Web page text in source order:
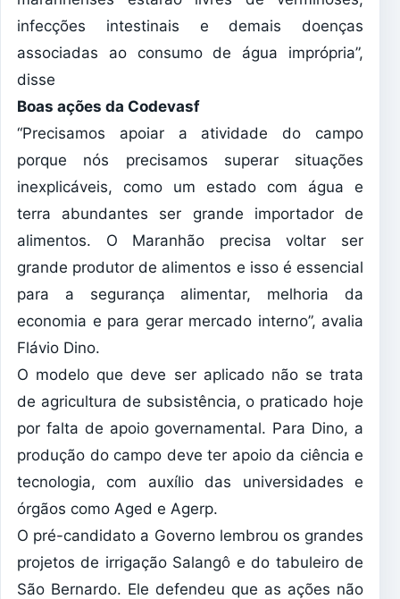
infecções intestinais e demais doenças
associadas ao consumo de água imprópria”,
disse
Boas ações da Codevasf
“Precisamos apoiar a atividade do campo
porque nós precisamos superar situações
inexplicáveis, como um estado com água e
terra abundantes ser grande importador de
alimentos. O Maranhão precisa voltar ser
grande produtor de alimentos e isso é essencial
para a segurança alimentar, melhoria da
economia e para gerar mercado interno”, avalia
Flávio Dino.
O modelo que deve ser aplicado não se trata
de agricultura de subsistência, o praticado hoje
por falta de apoio governamental. Para Dino, a
produção do campo deve ter apoio da ciência e
tecnologia, com auxílio das universidades e
órgãos como Aged e Agerp.
O pré-candidato a Governo lembrou os grandes
projetos de irrigação Salangô e do tabuleiro de
São Bernardo. Ele defendeu que as ações não